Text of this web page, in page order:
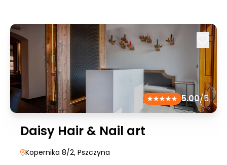
5.00/5
Daisy Hair & Nail art
Kopernika 8/2, Pszczyna